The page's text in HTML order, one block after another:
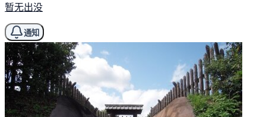
暂无出没
通知